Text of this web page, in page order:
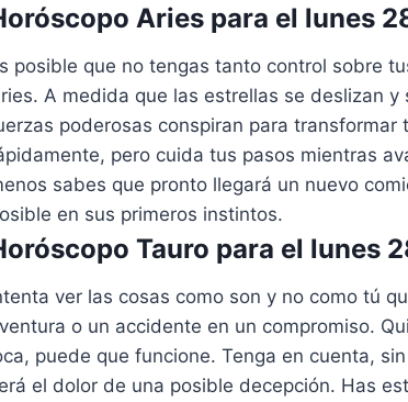
Aries para el lunes
posible que no tengas tanto control sobre
A medida que las estrellas se deslizan
poderosas conspiran para
pero cuida tus pasos mientras
sabes que pronto llegará un nuevo
en sus primeros instintos.
Tauro para el lunes
ver las cosas como son y no como tú
o un accidente en un compromiso.
puede que funcione. Tenga en cuenta,
el dolor de una posible decepción. Has